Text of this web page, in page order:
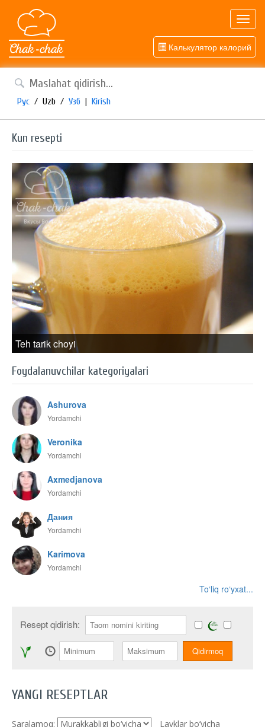
Калькулятор калорий
Рус / Uzb / Узб | Kirish
Kun resepti
Teh tarik choyi
Foydalanuvchilar kategoriyalari
Ashurova
Yordamchi
Veronika
Yordamchi
Axmedjanova
Yordamchi
Дания
Yordamchi
Karimova
Yordamchi
To‘liq ro‘yxat...
Resept qidirish:
YANGI RESEPTLAR
Saralamoq:
Layklar bo’yicha